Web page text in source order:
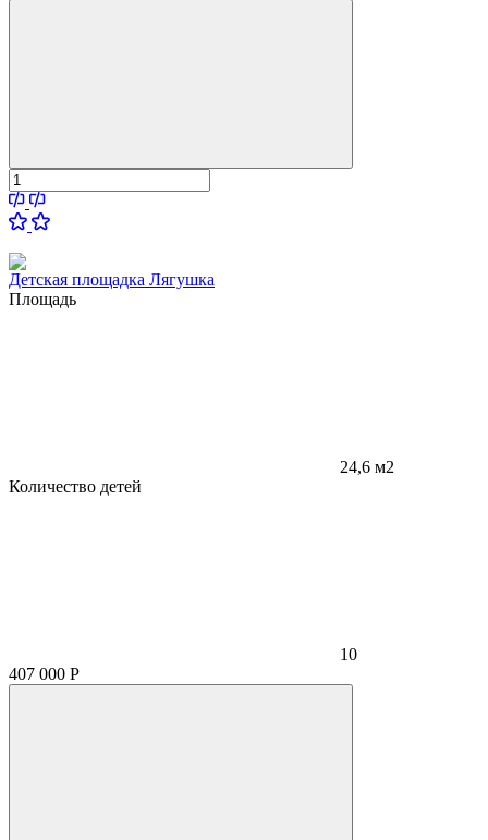
Детская площадка Лягушка
Площадь
24,6 м2
Количество детей
10
407 000 Р